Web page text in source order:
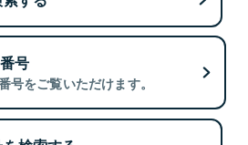
号
号をご覧いただけます。